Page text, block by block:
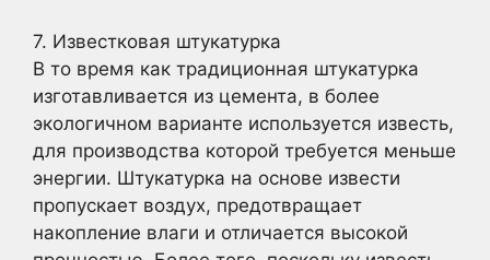
7. Известковая штукатурка
В то время как традиционная штукатурка
изготавливается из цемента, в более
экологичном варианте используется известь,
для производства которой требуется меньше
энергии. Штукатурка на основе извести
пропускает воздух, предотвращает
накопление влаги и отличается высокой